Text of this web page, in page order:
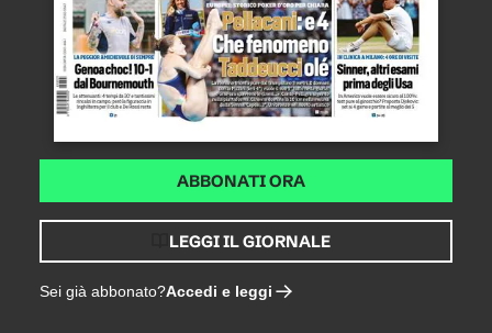
ABBONATI ORA
LEGGI IL GIORNALE
Sei già abbonato?Accedi e leggi